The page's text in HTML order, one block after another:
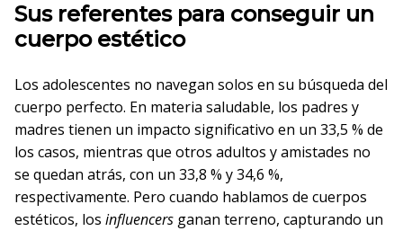
Sus referentes para conseguir un
cuerpo estético
Los adolescentes no navegan solos en su búsqueda del
cuerpo perfecto. En materia saludable, los padres y
madres tienen un impacto significativo en un 33,5 % de
los casos, mientras que otros adultos y amistades no
se quedan atrás, con un 33,8 % y 34,6 %,
respectivamente. Pero cuando hablamos de cuerpos
estéticos, los influencers ganan terreno, capturando un